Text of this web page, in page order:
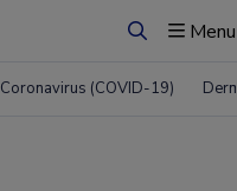
ZoekenMenu
Coronavirus (COVID-19)